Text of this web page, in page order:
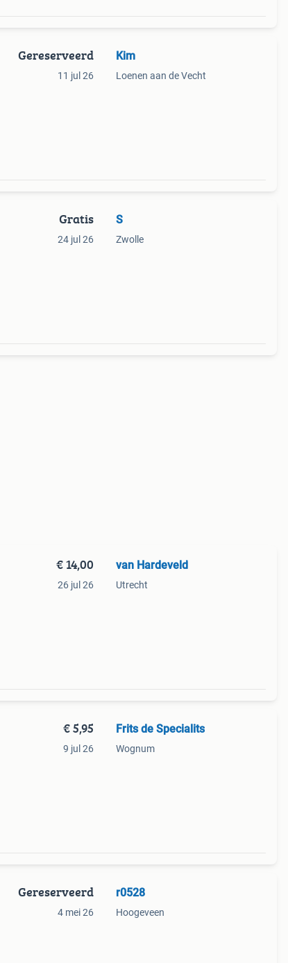
Gereserveerd
11 jul 26
Kim
Loenen aan de Vecht
Gratis
24 jul 26
S
Zwolle
€ 14,00
26 jul 26
van Hardeveld
Utrecht
€ 5,95
9 jul 26
Frits de Specialits
Wognum
Gereserveerd
4 mei 26
r0528
Hoogeveen